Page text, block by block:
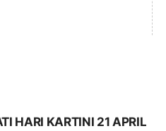
HARI KARTINI 21 APRIL